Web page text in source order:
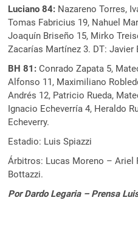
Luciano 84: Nazareno Torres,
Tomas Fabricius 19, Nahuel
Joaquín Briseño 15, Mirko
Zacarías Martínez 3. DT: Javier
BH 81: Conrado Zapata 5,
Alfonso 11, Maximiliano
Andrés 12, Patricio Rueda,
Ignacio Echeverría 4, Heraldo
Echeverry.
Estadio: Luis Spiazzi
Árbitros: Lucas Moreno – Ariel
Bottazzi.
Por Dardo Legaria – Prensa